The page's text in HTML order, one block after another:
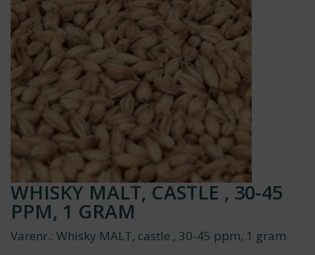
WHISKY MALT, CASTLE , 30-45
PPM, 1 GRAM
Varenr.: Whisky MALT, castle , 30-45 ppm, 1 gram